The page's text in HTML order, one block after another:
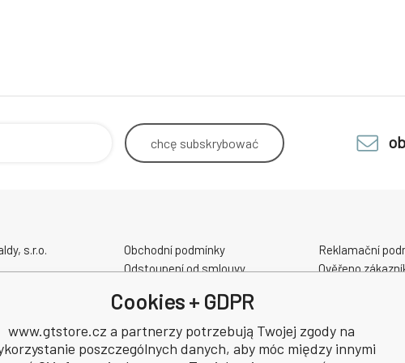
chcę subskrybować
s.r.o.
Obchodní podmínky
Odstoupení od smlouvy
Velikostní tabulky
Slevové a dárkové poukazy
Elektrokola AKUMO.cz
Reklamační
Ověřeno
Cookies + GDPR
www.gtstore.cz a partnerzy potrzebują Twojej zgody na
poszczególnych danych, aby móc między innymi